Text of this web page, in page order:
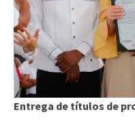
Entrega de títulos de